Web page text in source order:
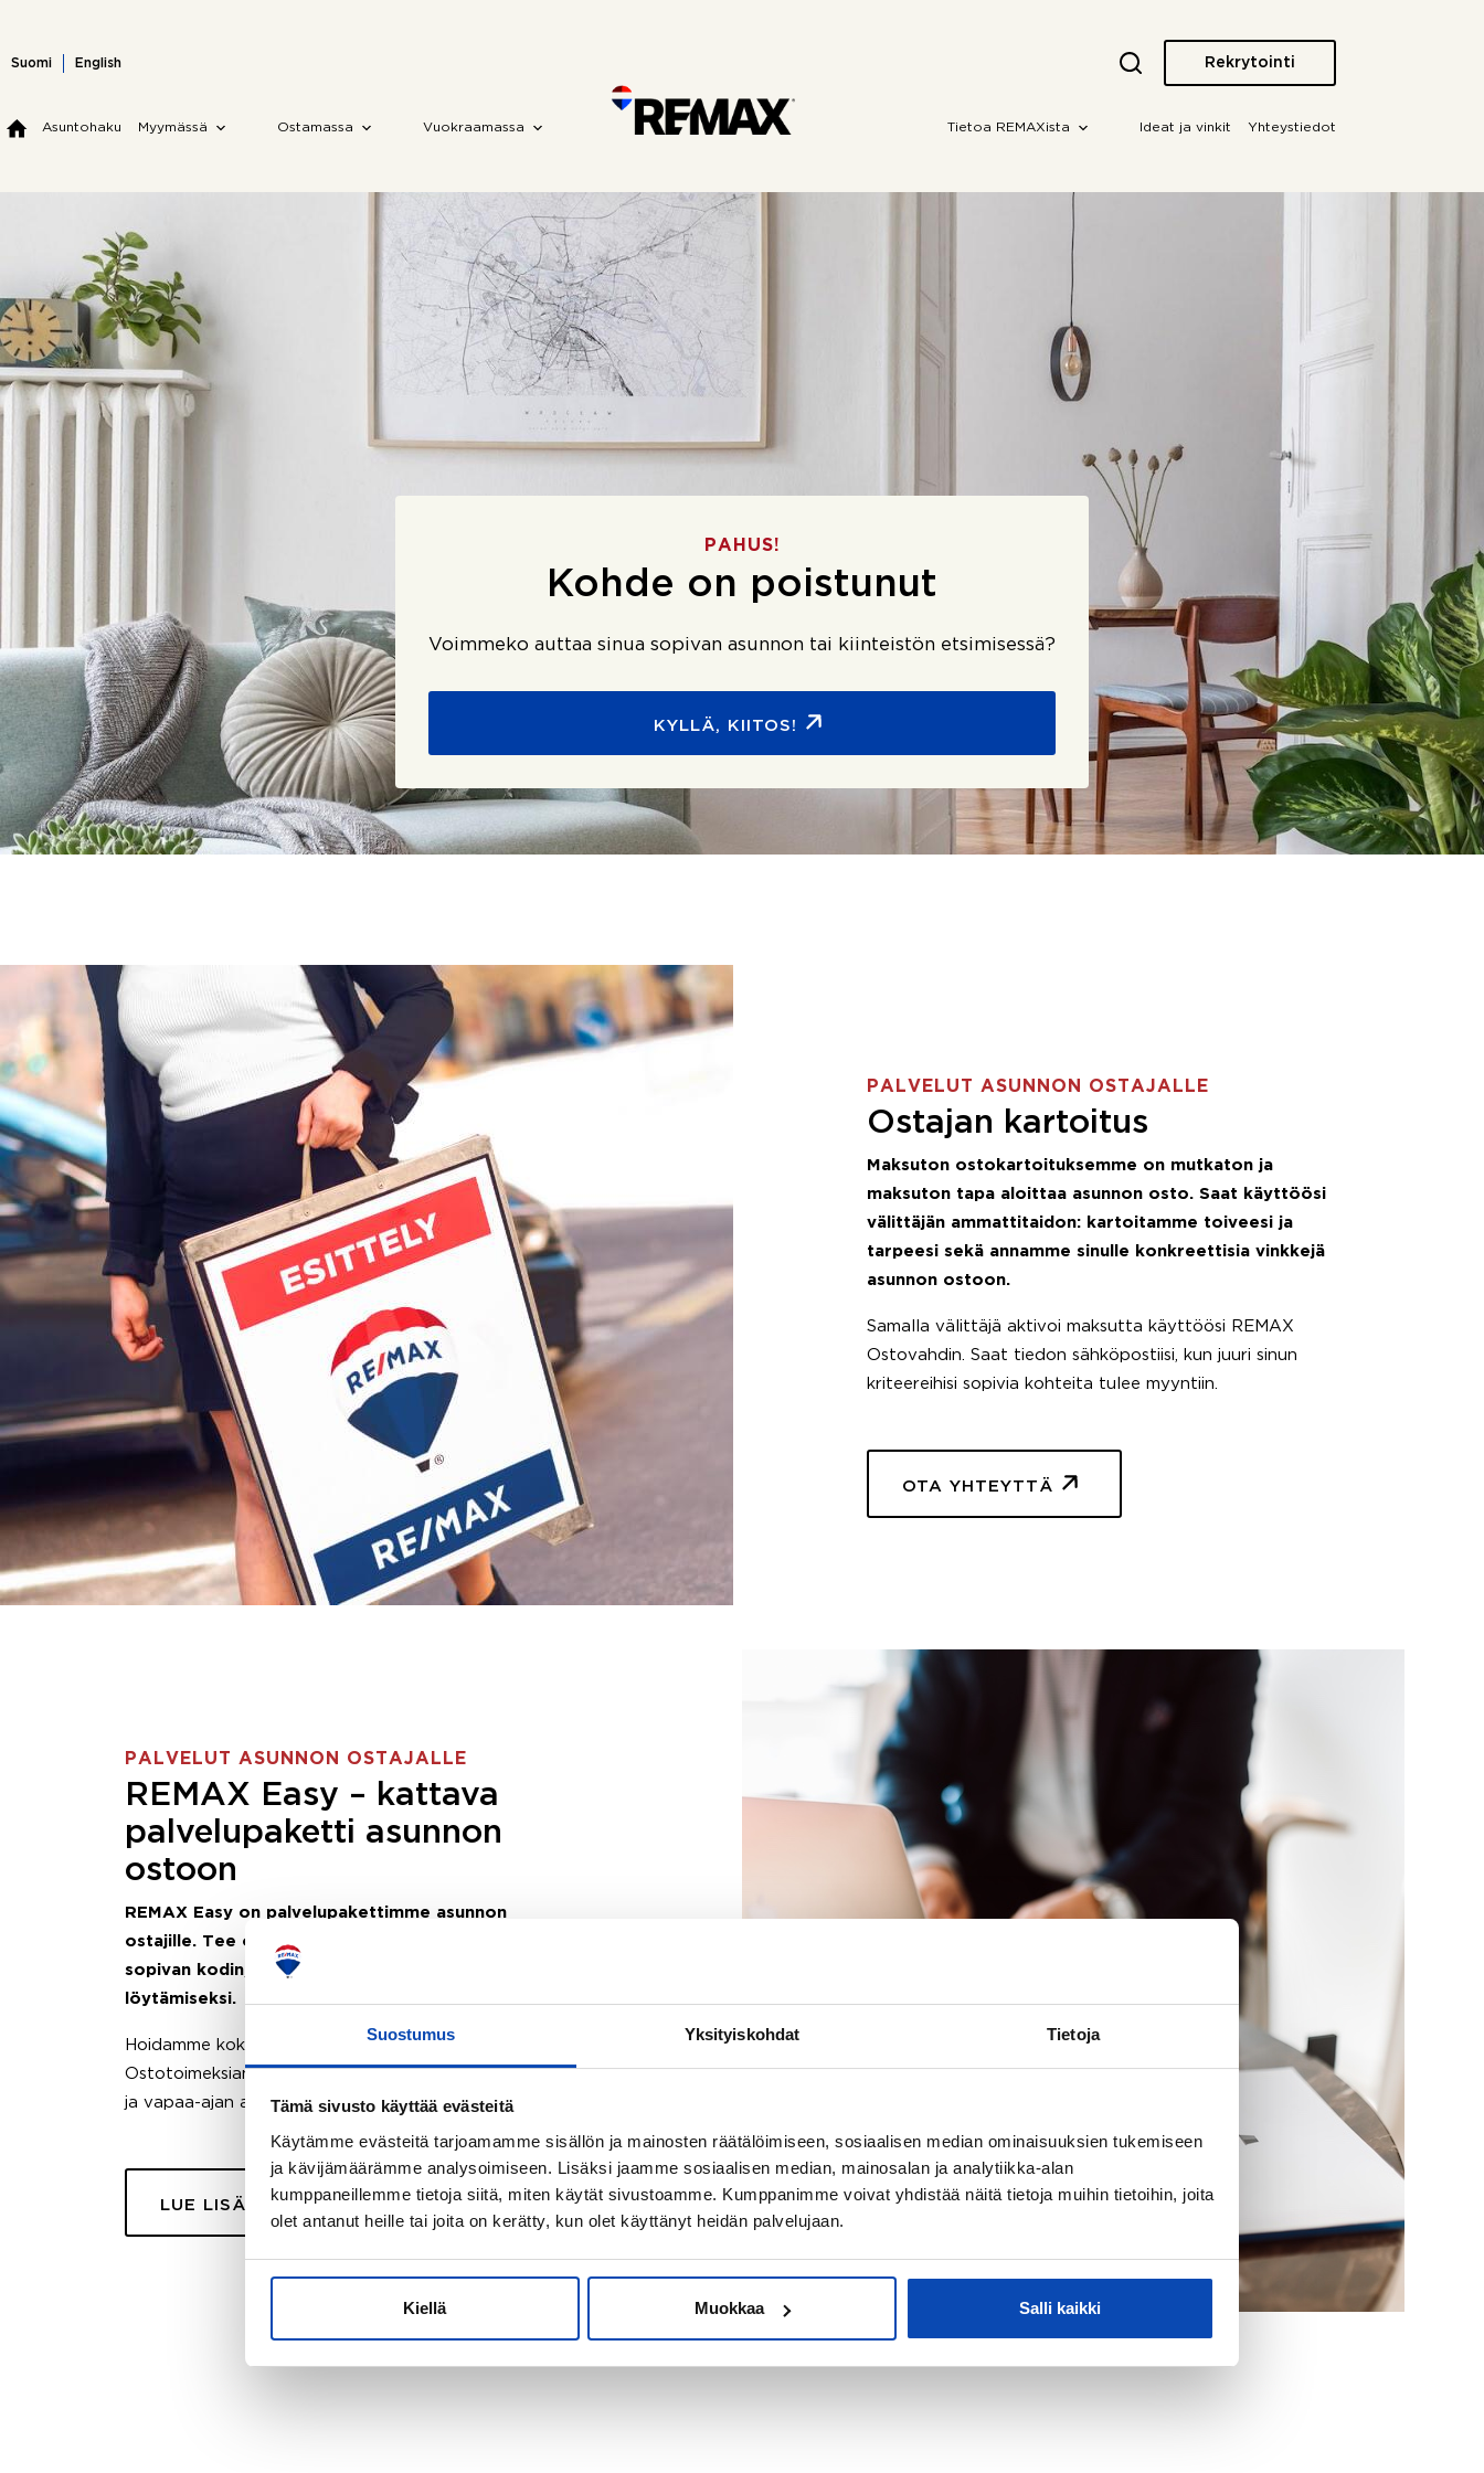
Suostumus Yksityiskohdat Tietoja
Tämä sivusto käyttää evästeitä
Käytämme evästeitä tarjoamamme sisällön ja mainosten räätälöimiseen, sosiaalisen median ominaisuuksien tukemiseen
ja kävijämäärämme analysoimiseen. Lisäksi jaamme sosiaalisen median, mainosalan ja analytiikka-alan
kumppaneillemme tietoja siitä, miten käytät sivustoamme. Kumppanimme voivat yhdistää näitä tietoja muihin tietoihin, joita
olet antanut heille tai joita on kerätty, kun olet käyttänyt heidän palvelujaan.
Kiellä Muokkaa Salli kaikki
content
Suomi English Rekrytointi
Asuntohaku Myymässä Ostamassa Vuokraamassa Tietoa REMAXista Ideat ja vinkit Yhteystiedot
PAHUS!
Kohde on poistunut
Voimmeko auttaa sinua sopivan asunnon tai kiinteistön etsimisessä?
KYLLÄ, KIITOS!
PALVELUT ASUNNON OSTAJALLE
Ostajan kartoitus
Maksuton ostokartoituksemme on mutkaton ja
maksuton tapa aloittaa asunnon osto. Saat käyttöösi
välittäjän ammattitaidon: kartoitamme toiveesi ja
tarpeesi sekä annamme sinulle konkreettisia vinkkejä
asunnon ostoon.
Samalla välittäjä aktivoi maksutta käyttöösi REMAX
Ostovahdin. Saat tiedon sähköpostiisi, kun juuri sinun
kriteereihisi sopivia kohteita tulee myyntiin.
OTA YHTEYTTÄ
PALVELUT ASUNNON OSTAJALLE
REMAX Easy – kattava
palvelupaketti asunnon
ostoon
REMAX Easy on palvelupakettimme asunnon
ostajille. Tee ostotoimeksianto ja etsimme juuri sinulle
sopivan kodin, eikä sinun tarvitse nähdä vaivaa sen
löytämiseksi.
Hoidamme koko ostoprosessin puolestasi.
Ostotoimeksiantopalvelumme sopii myös esimerkiksi sijoitus-
ja vapaa-ajan asuntojen ostoon.
LUE LISÄÄ